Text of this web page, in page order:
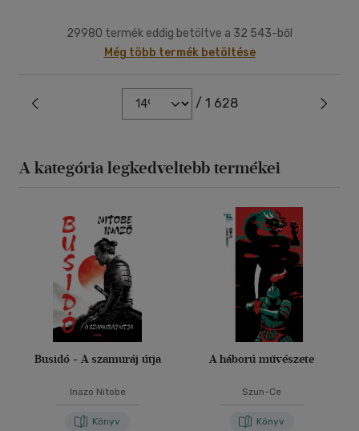
29980 termék eddig betöltve a 32 543-ből
Még több termék betöltése
/ 1 628
A kategória legkedveltebb termékei
Busidó - A szamuráj útja
Inazo Nitobe
Könyv
A háború művészete
Szun-Ce
Könyv